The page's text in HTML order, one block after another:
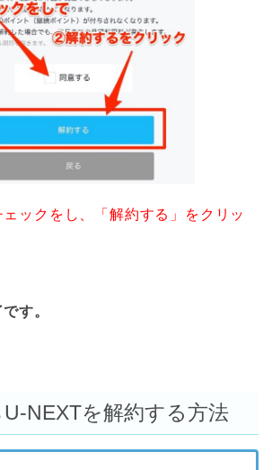
ェックをし、「解約する」をクリッ
す。
NEXTを解約する方法